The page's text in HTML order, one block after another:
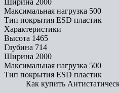
Максимальная нагрузка 500
Тип покрытия ESD пластик
Характеристики
Высота 1465
Глубина 714
Ширина 2000
Максимальная нагрузка 500
Тип покрытия ESD пластик
Как купить